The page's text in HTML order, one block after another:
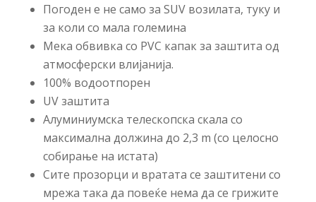
Погоден е не само за SUV возилата, туку и
за коли со мала големина
Мека обвивка со PVC капак за заштита од
атмосферски влијанија.
100% водоотпорен
UV заштита
Алуминиумска телескопска скала со
максимална должина до 2,3 m (со целосно
собирање на истата)
Сите прозорци и вратата се заштитени со
мрежа така да повеќе нема да се грижите